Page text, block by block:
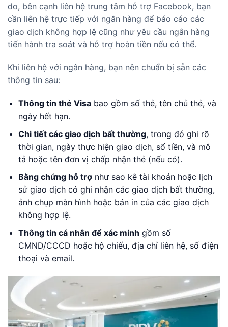
do, bên cạnh liên hệ trung tâm hỗ trợ Facebook, bạn
cần liên hệ trực tiếp với ngân hàng để báo cáo các
giao dịch không hợp lệ cũng như yêu cầu ngân hàng
tiến hành tra soát và hỗ trợ hoàn tiền nếu có thể.
Khi liên hệ với ngân hàng, bạn nên chuẩn bị sẵn các
thông tin sau:
Thông tin thẻ Visabao gồm số thẻ, tên chủ thẻ, và
ngày hết hạn.
Chi tiết các giao dịch bất thường, trong đó ghi rõ
thời gian, ngày thực hiện giao dịch, số tiền, và mô
tả hoặc tên đơn vị chấp nhận thẻ (nếu có).
Bằng chứng hỗ trợnhư sao kê tài khoản hoặc lịch
sử giao dịch có ghi nhận các giao dịch bất thường,
ảnh chụp màn hình hoặc bản in của các giao dịch
không hợp lệ.
Thông tin cá nhân để xác minh gồm số
CMND/CCCD hoặc hộ chiếu, địa chỉ liên hệ, số điện
thoại và email.